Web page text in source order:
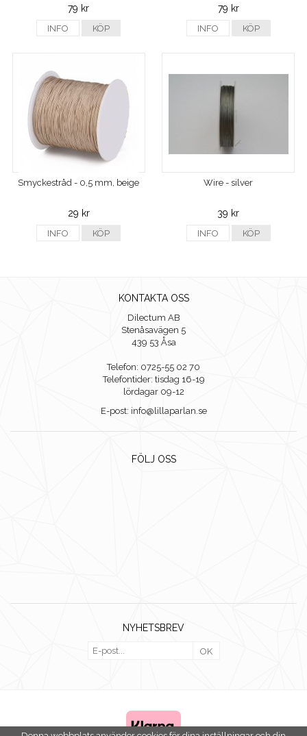
79 kr
INFO KÖP
79 kr
INFO KÖP
Smyckestråd - 0,5 mm, beige
29 kr
INFO KÖP
Wire - silver
39 kr
INFO KÖP
KONTAKTA OSS
Dilectum AB
Stenåsavägen 5
439 53 Åsa
Telefon: 0725-55 02 70
Telefontider: tisdag 16-19
lördagar 09-12
E-post: info@lillaparlan.se
FÖLJ OSS
NYHETSBREV
OK